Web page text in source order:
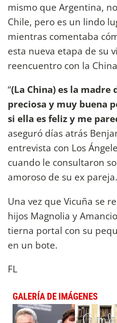
mismo que Argentina,
Chile, pero es un lindo
mientras comentaba
esta nueva etapa de su
reencuentro con la
“(La China) es la madre
preciosa y muy buena
si ella es feliz y me
aseguró días atrás
entrevista con Los
cuando le consultaron
amoroso de su ex pareja.
Una vez que Vicuña se
hijos Magnolia y
tierna portal con su
en un bote.
FL
GALERÍA DE IMÁGENES